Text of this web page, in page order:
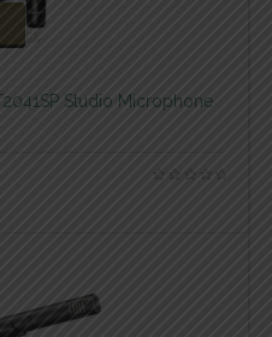
สอบถามและสั่งซื้อสินค้า
Studio Microphone